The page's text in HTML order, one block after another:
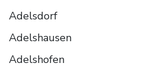
Adelsdorf
Adelshausen
Adelshofen